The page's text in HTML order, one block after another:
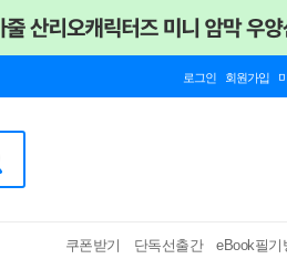
로그인 회원가입
쿠폰받기 단독선출간 eBook필기